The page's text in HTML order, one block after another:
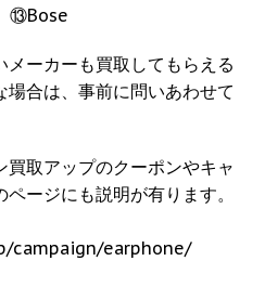
⑬Bose
ーカーも買取してもらえる
合は、事前に問いあわせて
取アップのクーポンやキャ
ージにも説明が有ります。
campaign/earphone/